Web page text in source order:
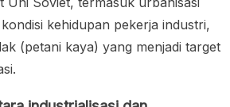
kehidupan pekerja industri,
(petani kaya) yang menjadi target